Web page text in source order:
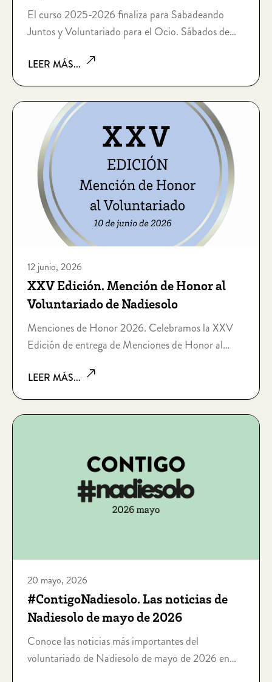
El curso 2025-2026 finaliza para Sabadeando
Juntos y Voluntariado para el Ocio. Sábados de
LEER MÁS...
12 junio, 2026
XXV Edición. Mención de Honor al
Voluntariado de Nadiesolo
Menciones de Honor 2026. Celebramos la XXV
Edición de entrega de Menciones de Honor al
LEER MÁS...
20 mayo, 2026
#ContigoNadiesolo. Las noticias de
Nadiesolo de mayo de 2026
Conoce las noticias más importantes del
voluntariado de Nadiesolo de mayo de 2026 en